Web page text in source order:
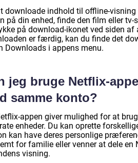
downloade indhold til offline-
på din enhed, finde den film eller tv-
på download-ikonet ved siden
er færdig, kan du finde det
Downloads i appens menu.
jeg bruge Netflix-
samme konto?
appen giver mulighed for at
enheder. Du kan oprette
kan have deres personlige
for familie eller venner at dele en
visning.